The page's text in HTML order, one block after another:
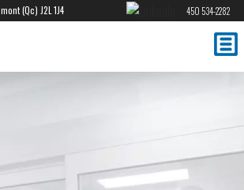
(Qc) J2L 1J4 450 534-2282